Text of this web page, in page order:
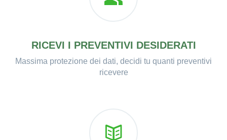
RICEVI I PREVENTIVI DESIDERATI
Massima protezione dei dati, decidi tu quanti preventivi
ricevere